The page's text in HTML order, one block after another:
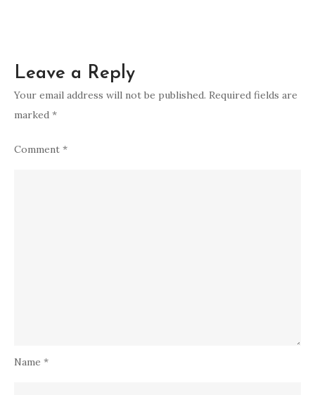
Leave a Reply
Your email address will not be published. Required fields are
marked *
Comment *
Name *